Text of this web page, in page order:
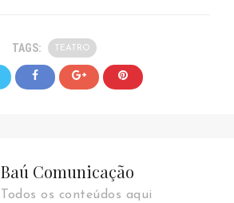
TAGS: TEATRO
Baú Comunicação
Todos os conteúdos aqui